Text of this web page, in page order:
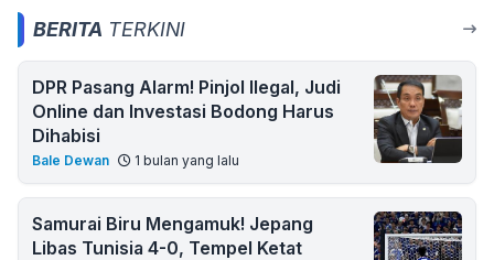
BERITA TERKINI
DPR Pasang Alarm! Pinjol Ilegal, Judi
Online dan Investasi Bodong Harus
Dihabisi
Bale Dewan 1 bulan yang lalu
Samurai Biru Mengamuk! Jepang
Libas Tunisia 4-0, Tempel Ketat